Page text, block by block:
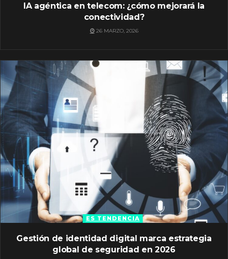
IA agéntica en telecom: ¿cómo mejorará la
conectividad?
26 MARZO, 2026
ES TENDENCIA
Gestión de identidad digital marca estrategia
global de seguridad en 2026